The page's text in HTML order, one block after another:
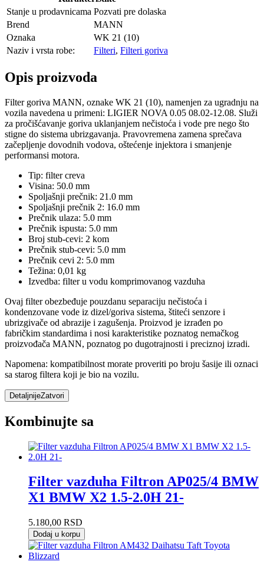
Stanje u prodavnicama Pozvati pre dolaska
Brend
MANN
Oznaka
WK 21 (10)
Naziv i vrsta robe:
Filteri, Filteri goriva
Opis proizvoda
Filter goriva MANN, oznake WK 21 (10), namenjen za ugradnju na
vozila navedena u primeni: LIGIER NOVA 0.05 08.02-12.08. Služi
za pročišćavanje goriva uklanjanjem nečistoća i vode pre nego što
stigne do sistema ubrizgavanja. Pravovremena zamena sprečava
začepljenje dovodnih vodova, oštećenje injektora i smanjenje
performansi motora.
Tip: filter creva
Visina: 50.0 mm
Spoljašnji prečnik: 21.0 mm
Spoljašnji prečnik 2: 16.0 mm
Prečnik ulaza: 5.0 mm
Prečnik ispusta: 5.0 mm
Broj stub-cevi: 2 kom
Prečnik stub-cevi: 5.0 mm
Prečnik cevi 2: 5.0 mm
Težina: 0,01 kg
Izvedba: filter u vodu komprimovanog vazduha
Ovaj filter obezbeđuje pouzdanu separaciju nečistoća i
kondenzovane vode iz dizel/goriva sistema, štiteći senzore i
ubrizgivače od abrazije i zagušenja. Proizvod je izrađen po
fabričkim standardima i nosi karakteristike poznatog nemačkog
proizvođača MANN, poznatog po dugotrajnosti i preciznoj izradi.
Napomena: kompatibilnost morate proveriti po broju šasije ili oznaci
sa starog filtera koji je bio na vozilu.
DetaljnijeZatvori
Kombinujte sa
Filter vazduha Filtron AP025/4 BMW
X1 BMW X2 1.5-2.0H 21-
5.180,00 RSD
Dodaj u korpu